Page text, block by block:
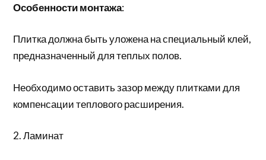
Особенности монтажа:
Плитка должна быть уложена на специальный клей,
предназначенный для теплых полов.
Необходимо оставить зазор между плитками для
компенсации теплового расширения.
2. Ламинат